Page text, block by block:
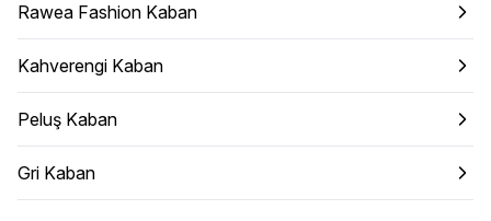
Rawea Fashion Kaban
Kahverengi Kaban
Peluş Kaban
Gri Kaban